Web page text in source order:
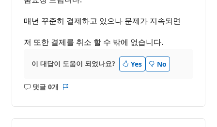
매년 꾸준히 결제하고 있으나 문제가 지속되면
저 또한 결제를 취소 할 수 밖에 없습니다.
이 대답이 도움이 되었나요? Yes No
댓글 0개
설
음